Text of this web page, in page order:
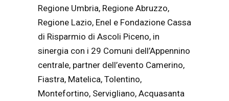
Regione Umbria, Regione Abruzzo,
Regione Lazio, Enel e Fondazione Cassa
di Risparmio di Ascoli Piceno, in
sinergia con i 29 Comuni dell’Appennino
centrale, partner dell’evento Camerino,
Fiastra, Matelica, Tolentino,
Montefortino, Servigliano, Acquasanta